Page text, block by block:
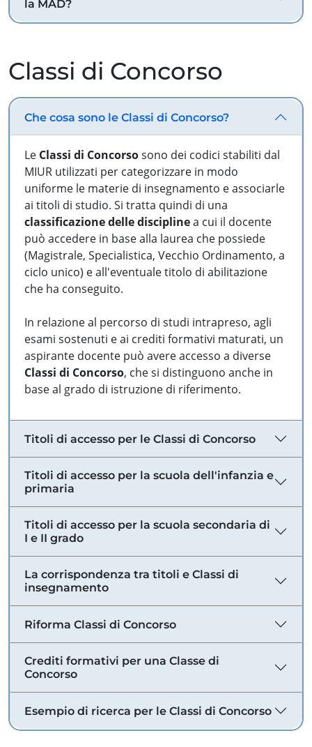
la MAD?
Classi di Concorso
Che cosa sono le Classi di Concorso?
Le Classi di Concorsosono dei codici stabiliti dal
MIUR utilizzati per categorizzare in modo
uniforme le materie di insegnamento e associarle
ai titoli di studio. Si tratta quindi di una
classificazione delle disciplinea cui il docente
può accedere in base alla laurea che possiede
(Magistrale, Specialistica, Vecchio Ordinamento, a
ciclo unico) e all'eventuale titolo di abilitazione
che ha conseguito.
In relazione al percorso di studi intrapreso, agli
esami sostenuti e ai crediti formativi maturati, un
aspirante docente può avere accesso a diverse
Classi di Concorso, che si distinguono anche in
base al grado di istruzione di riferimento.
Titoli di accesso per le Classi di Concorso
Titoli di accesso per la scuola dell'infanzia e
primaria
Titoli di accesso per la scuola secondaria di
I e II grado
La corrispondenza tra titoli e Classi di
insegnamento
Riforma Classi di Concorso
Crediti formativi per una Classe di
Concorso
Esempio di ricerca per le Classi di Concorso